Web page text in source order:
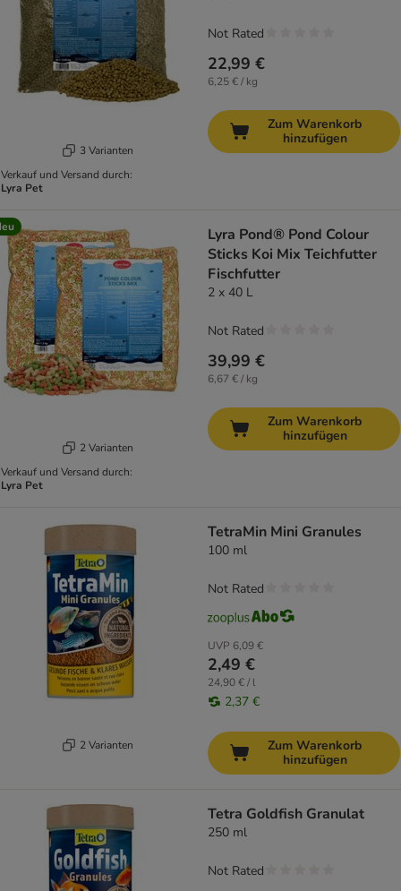
3 Varianten
Verkauf und Versand durch:
Lyra Pet
22,99 €
6,25 € / kg
Not Rated
Zum Warenkorb
hinzufügen
2 Varianten
Verkauf und Versand durch:
Lyra Pet
Lyra Pond® Pond Colour
Sticks Koi Mix Teichfutter
Fischfutter
2 x 40 L
39,99 €
6,67 € / kg
Not Rated
Zum Warenkorb
hinzufügen
2 Varianten
TetraMin Mini Granules
100 ml
UVP 6,09 €
2,49 €
24,90 € / l
2,37 €
Not Rated
Zum Warenkorb
hinzufügen
Tetra Goldfish Granulat
250 ml
Not Rated